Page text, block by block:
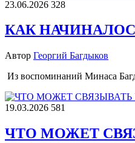
23.06.2026 328
КАК
Автор Георгий Багдыков
Из воспоминаний Минаса
19.03.2026 581
ЧТО МОЖЕТ